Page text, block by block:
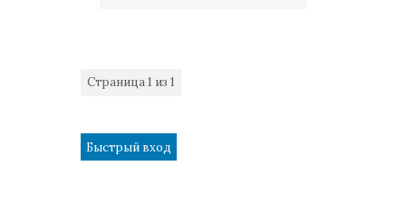
Страница1 из 1